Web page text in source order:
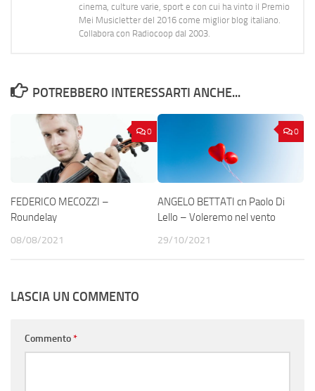
cinema, culture varie, sport e con cui ha vinto il Premio
Mei Musicletter del 2016 come miglior blog italiano.
Collabora con Radiocoop dal 2003.
POTREBBERO INTERESSARTI ANCHE...
0
FEDERICO MECOZZI –
Roundelay
08/08/2021
0
ANGELO BETTATI cn Paolo Di
Lello – Voleremo nel vento
29/10/2021
LASCIA UN COMMENTO
Commento*